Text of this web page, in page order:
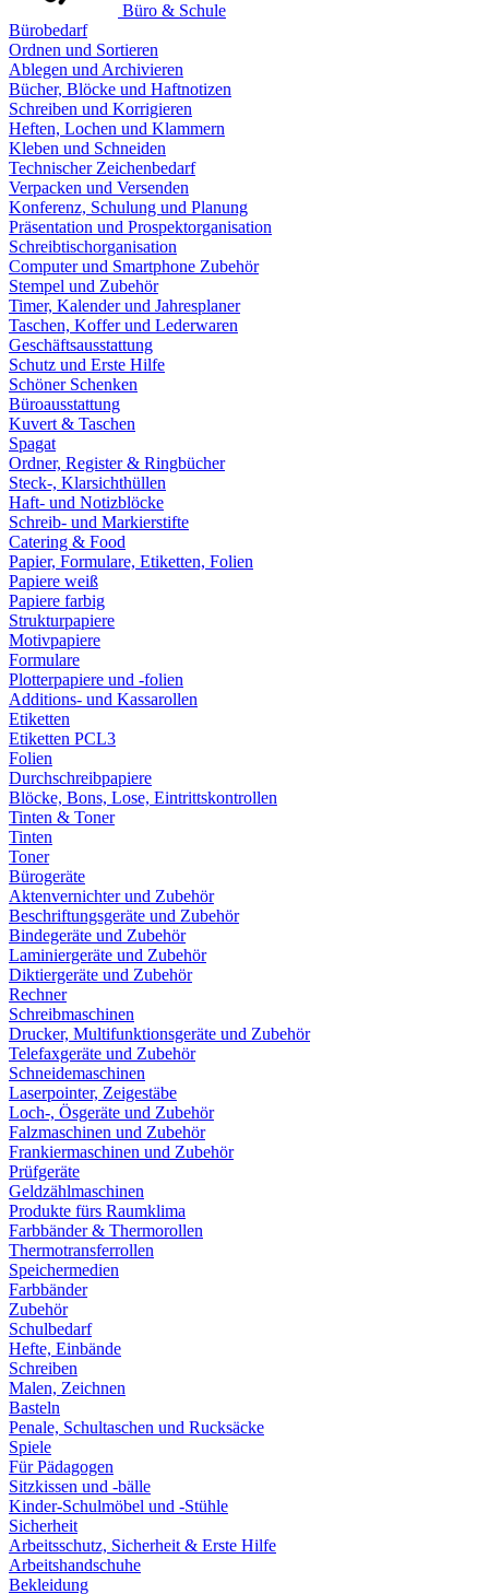
Büro & Schule
Bürobedarf
Ordnen und Sortieren
Ablegen und Archivieren
Bücher, Blöcke und Haftnotizen
Schreiben und Korrigieren
Heften, Lochen und Klammern
Kleben und Schneiden
Technischer Zeichenbedarf
Verpacken und Versenden
Konferenz, Schulung und Planung
Präsentation und Prospektorganisation
Schreibtischorganisation
Computer und Smartphone Zubehör
Stempel und Zubehör
Timer, Kalender und Jahresplaner
Taschen, Koffer und Lederwaren
Geschäftsausstattung
Schutz und Erste Hilfe
Schöner Schenken
Büroausstattung
Kuvert & Taschen
Spagat
Ordner, Register & Ringbücher
Steck-, Klarsichthüllen
Haft- und Notizblöcke
Schreib- und Markierstifte
Catering & Food
Papier, Formulare, Etiketten, Folien
Papiere weiß
Papiere farbig
Strukturpapiere
Motivpapiere
Formulare
Plotterpapiere und -folien
Additions- und Kassarollen
Etiketten
Etiketten PCL3
Folien
Durchschreibpapiere
Blöcke, Bons, Lose, Eintrittskontrollen
Tinten & Toner
Tinten
Toner
Bürogeräte
Aktenvernichter und Zubehör
Beschriftungsgeräte und Zubehör
Bindegeräte und Zubehör
Laminiergeräte und Zubehör
Diktiergeräte und Zubehör
Rechner
Schreibmaschinen
Drucker, Multifunktionsgeräte und Zubehör
Telefaxgeräte und Zubehör
Schneidemaschinen
Laserpointer, Zeigestäbe
Loch-, Ösgeräte und Zubehör
Falzmaschinen und Zubehör
Frankiermaschinen und Zubehör
Prüfgeräte
Geldzählmaschinen
Produkte fürs Raumklima
Farbbänder & Thermorollen
Thermotransferrollen
Speichermedien
Farbbänder
Zubehör
Schulbedarf
Hefte, Einbände
Schreiben
Malen, Zeichnen
Basteln
Penale, Schultaschen und Rucksäcke
Spiele
Für Pädagogen
Sitzkissen und -bälle
Kinder-Schulmöbel und -Stühle
Sicherheit
Arbeitsschutz, Sicherheit & Erste Hilfe
Arbeitshandschuhe
Bekleidung